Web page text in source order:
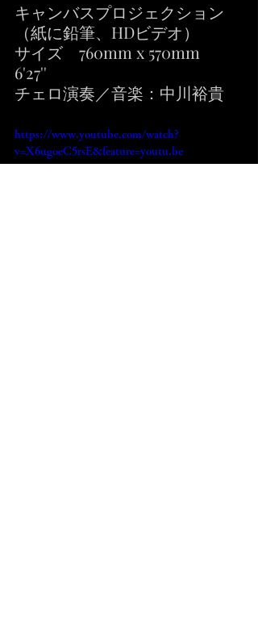
キャンバスプロジェクション
（紙に鉛筆、HDビデオ）
サイズ　760mm x 570mm
6'27''
チェロ演奏／音楽：中川裕貴
https://www.youtube.com/watch?
v=X6ugoeC5rsE&feature=youtu.be